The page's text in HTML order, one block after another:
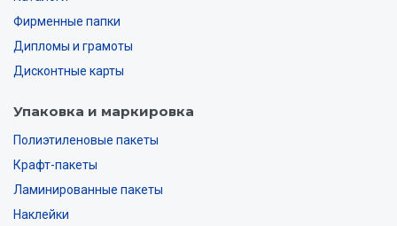
Фирменные папки
Дипломы и грамоты
Дисконтные карты
Упаковка и маркировка
Полиэтиленовые пакеты
Крафт-пакеты
Ламинированные пакеты
Наклейки